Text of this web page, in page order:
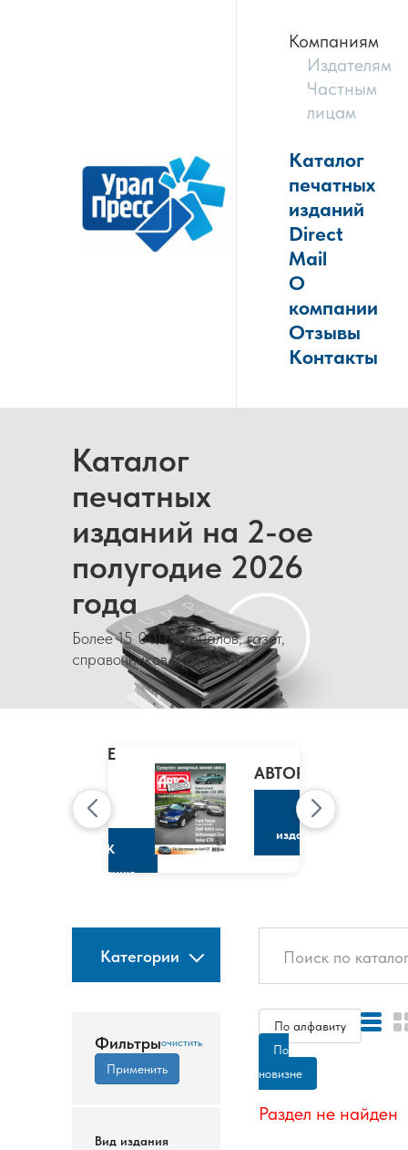
Компаниям
Издателям
Частным
лицам
Каталог
печатных
изданий
Direct
Mail
О
компании
Отзывы
Контакты
Каталог
печатных
изданий на 2-ое
полугодие 2026
года
Более 15 000 журналов, газет,
справочников и каталогов
CLAIRE
МАРИ
КЛЭР
К
изданию
АВТОРЕВЮ
К
изданию
Категории
Фильтры
Вид издания
По алфавиту
По
новизне
Раздел не найден